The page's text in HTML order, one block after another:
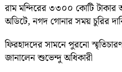
রাম মন্দিরের ৩৩০০ কোটি টাকার
অডিটে, নগদ গোনার সময় চুরির
ফিরহাদদের সামনে পুরনো
জানালেন শুভেন্দু অধিকারী